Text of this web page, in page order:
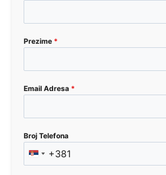
Prezime *
Email Adresa *
Broj Telefona
Serbia
+381